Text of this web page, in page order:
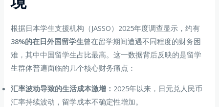
根据日本学生支援机构（JASSO）2025年度调查显示，约有
38%的在日外国留学生曾在留学期间遭遇不同程度的财务困
难，其中中国留学生占比最高。这一数据背后反映的是留学
生群体普遍面临的几个核心财务痛点：
汇率波动导致的生活成本激增： 2025年以来，日元兑人民币
汇率持续波动，留学成本不确定性增加。